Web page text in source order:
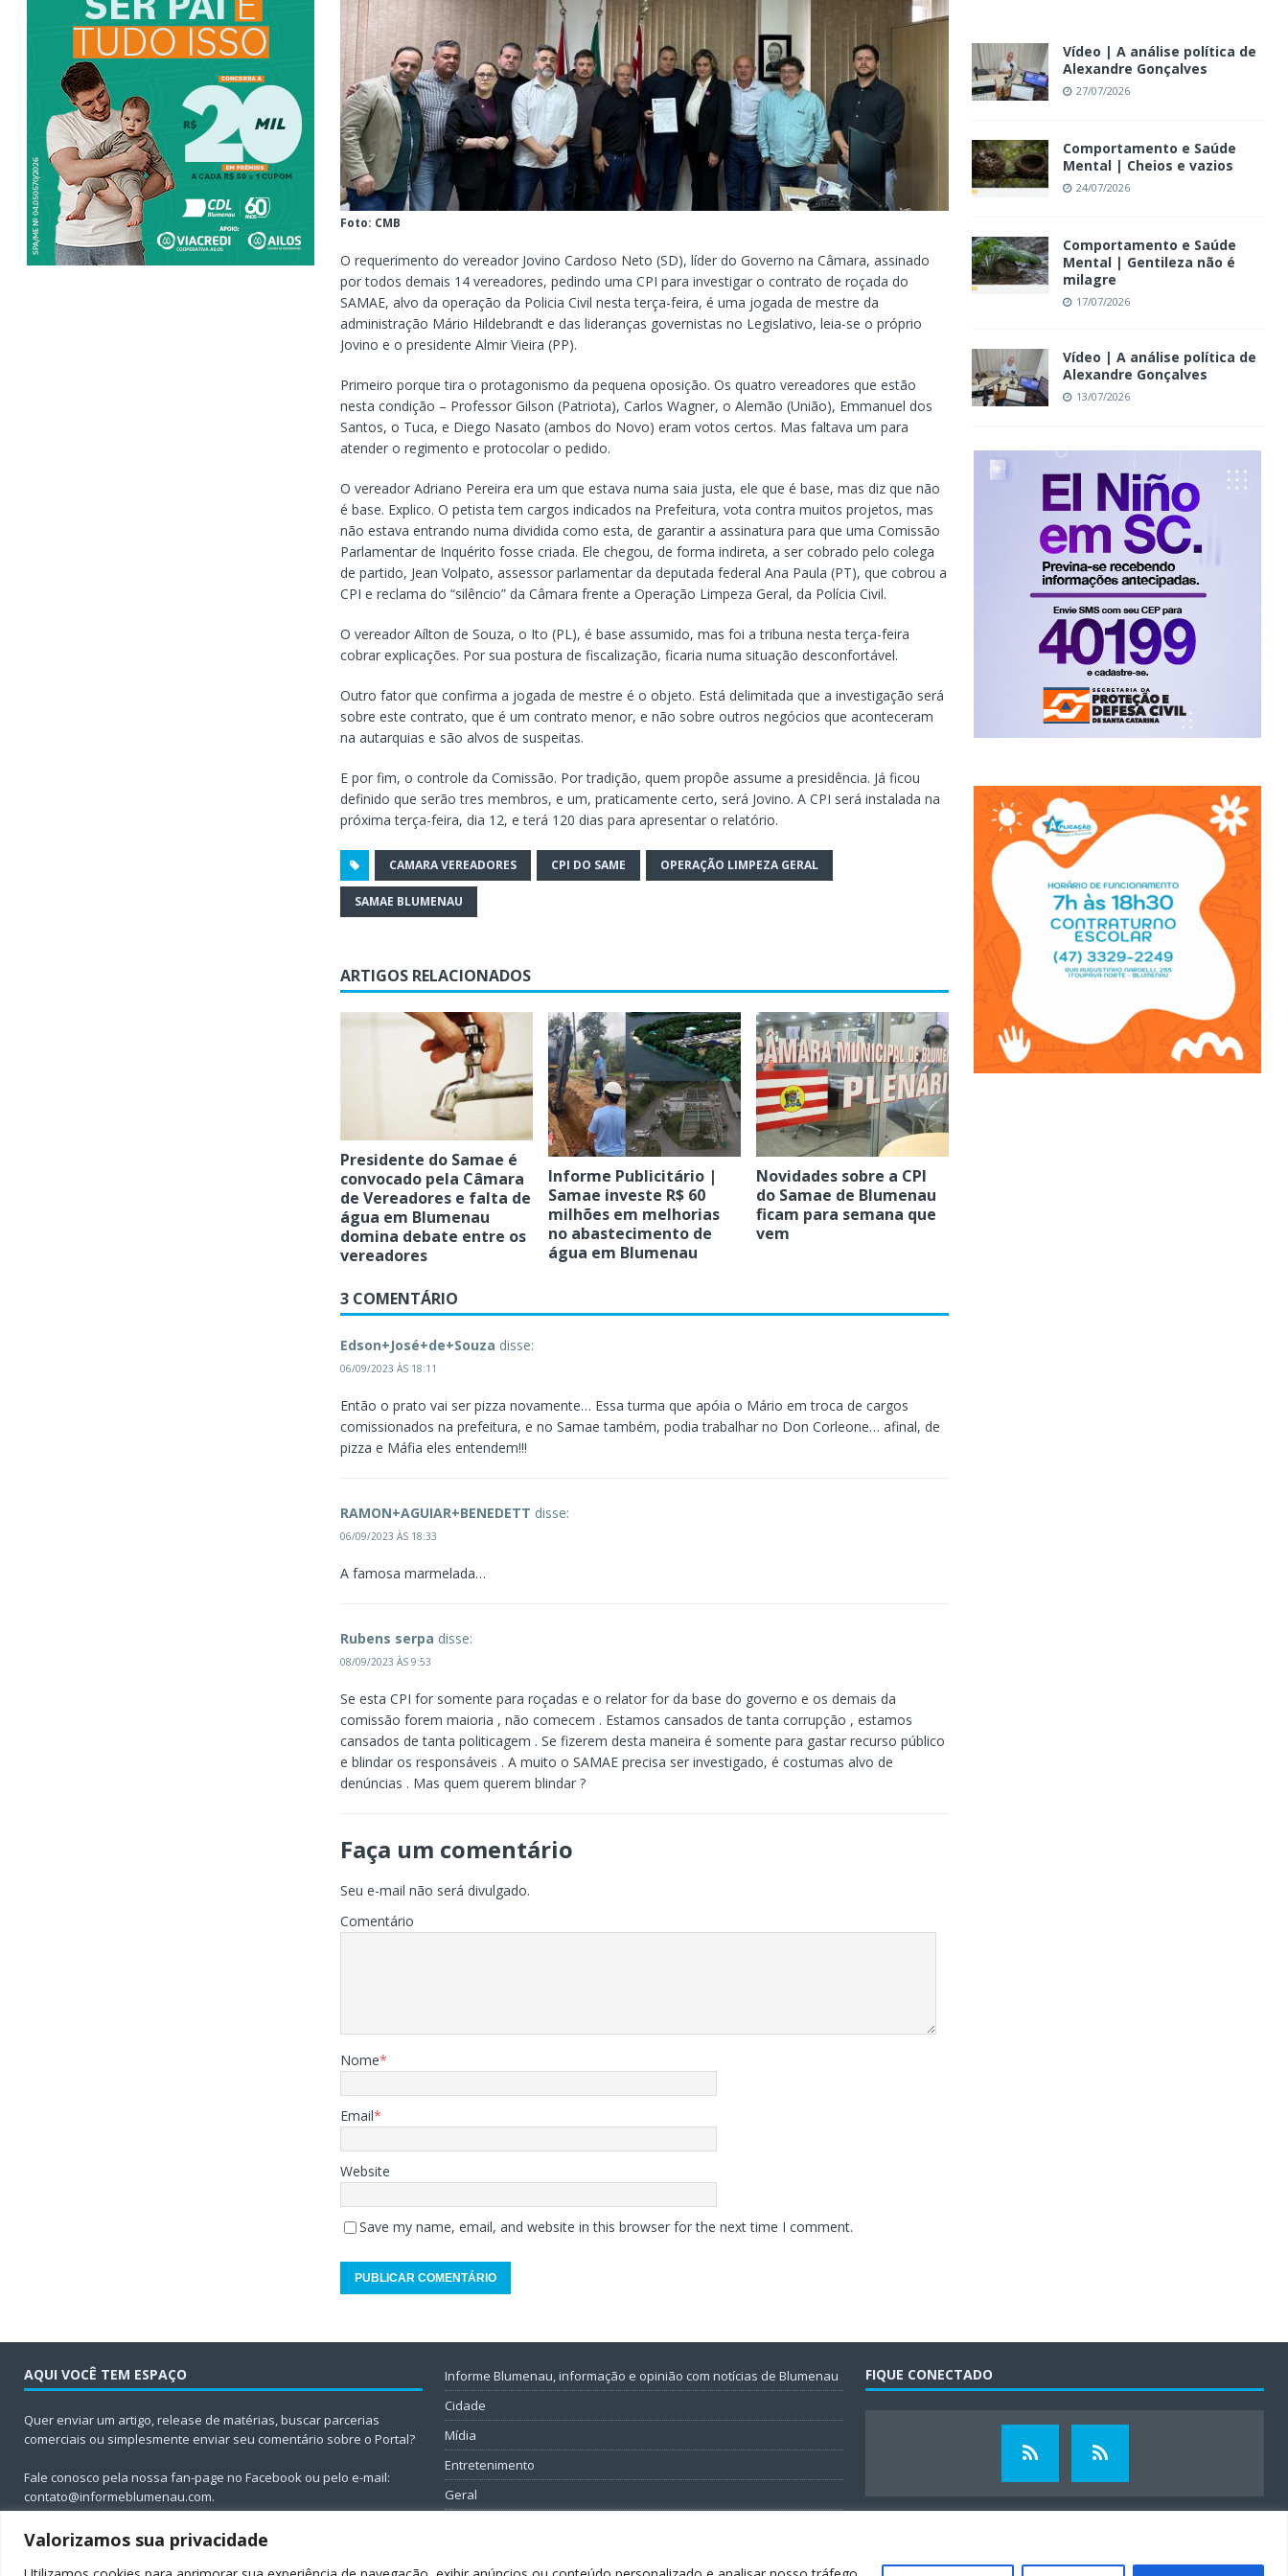
Valorizamos sua privacidade
Foto: CMB
O requerimento do vereador Jovino Cardoso Neto (SD), líder do Governo na Câmara, assinado
por todos demais 14 vereadores, pedindo uma CPI para investigar o contrato de roçada do
SAMAE, alvo da operação da Policia Civil nesta terça-feira, é uma jogada de mestre da
administração Mário Hildebrandt e das lideranças governistas no Legislativo, leia-se o próprio
Jovino e o presidente Almir Vieira (PP).
Primeiro porque tira o protagonismo da pequena oposição. Os quatro vereadores que estão
nesta condição – Professor Gilson (Patriota), Carlos Wagner, o Alemão (União), Emmanuel dos
Santos, o Tuca, e Diego Nasato (ambos do Novo) eram votos certos. Mas faltava um para
atender o regimento e protocolar o pedido.
O vereador Adriano Pereira era um que estava numa saia justa, ele que é base, mas diz que não
é base. Explico. O petista tem cargos indicados na Prefeitura, vota contra muitos projetos, mas
não estava entrando numa dividida como esta, de garantir a assinatura para que uma Comissão
Parlamentar de Inquérito fosse criada. Ele chegou, de forma indireta, a ser cobrado pelo colega
de partido, Jean Volpato, assessor parlamentar da deputada federal Ana Paula (PT), que cobrou a
CPI e reclama do “silêncio” da Câmara frente a Operação Limpeza Geral, da Polícia Civil.
O vereador Aílton de Souza, o Ito (PL), é base assumido, mas foi a tribuna nesta terça-feira
cobrar explicações. Por sua postura de fiscalização, ficaria numa situação desconfortável.
Outro fator que confirma a jogada de mestre é o objeto. Está delimitada que a investigação será
sobre este contrato, que é um contrato menor, e não sobre outros negócios que aconteceram
na autarquias e são alvos de suspeitas.
E por fim, o controle da Comissão. Por tradição, quem propôe assume a presidência. Já ficou
definido que serão tres membros, e um, praticamente certo, será Jovino. A CPI será instalada na
próxima terça-feira, dia 12, e terá 120 dias para apresentar o relatório.
CAMARA VEREADORES CPI DO SAME OPERAÇÃO LIMPEZA GERAL
SAMAE BLUMENAU
ARTIGOS RELACIONADOS
Presidente do Samae é
convocado pela Câmara
de Vereadores e falta de
água em Blumenau
domina debate entre os
vereadores
Informe Publicitário |
Samae investe R$ 60
milhões em melhorias
no abastecimento de
água em Blumenau
Novidades sobre a CPI
do Samae de Blumenau
ficam para semana que
vem
3 COMENTÁRIO
Edson+José+de+Souza disse:
06/09/2023 ÀS 18:11
Então o prato vai ser pizza novamente… Essa turma que apóia o Mário em troca de cargos
comissionados na prefeitura, e no Samae também, podia trabalhar no Don Corleone… afinal, de
pizza e Máfia eles entendem!!!
RAMON+AGUIAR+BENEDETT disse:
06/09/2023 ÀS 18:33
A famosa marmelada…
Rubens serpa disse:
08/09/2023 ÀS 9:53
Se esta CPI for somente para roçadas e o relator for da base do governo e os demais da
comissão forem maioria , não comecem . Estamos cansados de tanta corrupção , estamos
cansados de tanta politicagem . Se fizerem desta maneira é somente para gastar recurso público
e blindar os responsáveis . A muito o SAMAE precisa ser investigado, é costumas alvo de
denúncias . Mas quem querem blindar ?
Faça um comentário
Seu e-mail não será divulgado.
Comentário
Nome*
Email*
Website
Save my name, email, and website in this browser for the next time I comment.
Vídeo | A análise política de
Alexandre Gonçalves
27/07/2026
Comportamento e Saúde
Mental | Cheios e vazios
24/07/2026
Comportamento e Saúde
Mental | Gentileza não é
milagre
17/07/2026
Vídeo | A análise política de
Alexandre Gonçalves
13/07/2026
AQUI VOCÊ TEM ESPAÇO
Quer enviar um artigo, release de matérias, buscar parcerias
comerciais ou simplesmente enviar seu comentário sobre o Portal?
Fale conosco pela nossa fan-page no Facebook ou pelo e-mail:
contato@informeblumenau.com.
Informe Blumenau, informação e opinião com notícias de Blumenau
Cidade
Mídia
Entretenimento
Geral
FIQUE CONECTADO